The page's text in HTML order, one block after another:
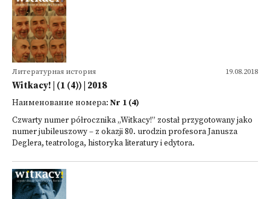
19.08.2018
Литературная история
Witkacy! | (1 (4)) | 2018
Наименование номера: Nr 1 (4)
Czwarty numer półrocznika „Witkacy!” został przygotowany jako
numer jubileuszowy – z okazji 80. urodzin profesora Janusza
Deglera, teatrologa, historyka literatury i edytora.